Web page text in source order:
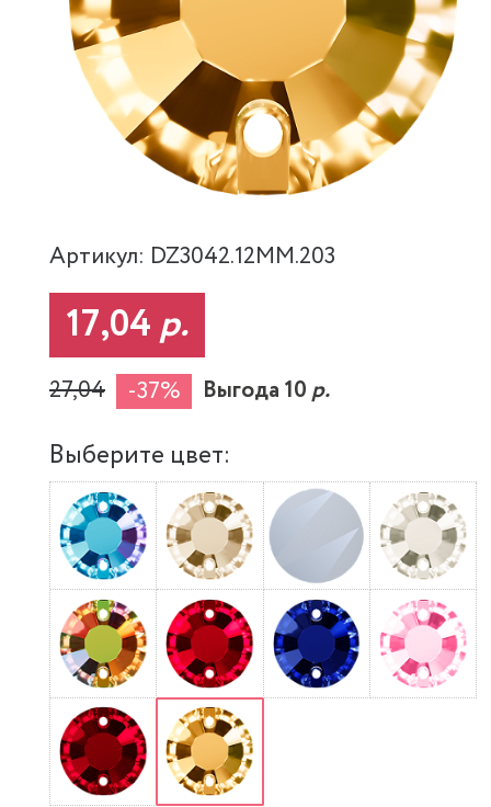
Артикул: DZ3042.12MM.203
17,04р.
27,04 -37% Выгода 10р.
Выберите цвет: